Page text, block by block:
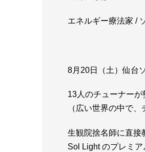
エネルギー療法家 /
8月20日（土）仙台
13人のチューナーが
（広い世界の中で
生観院捨名師に直接
Sol Light のプレミア